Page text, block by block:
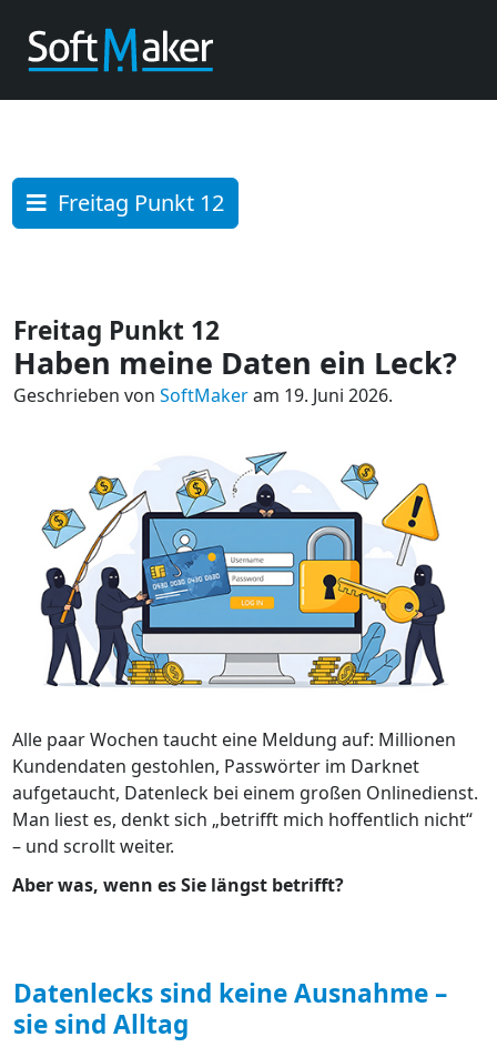
Freitag Punkt 12
Haben meine Daten ein Leck?
Geschrieben von SoftMakeram 19. Juni 2026.
Alle paar Wochen taucht eine Meldung auf: Millionen
Kundendaten gestohlen, Passwörter im Darknet
aufgetaucht, Datenleck bei einem großen Onlinedienst.
Man liest es, denkt sich „betrifft mich hoffentlich nicht“
– und scrollt weiter.
Aber was, wenn es Sie längst betrifft?
Datenlecks sind keine Ausnahme –
sie sind Alltag
Freitag Punkt 12